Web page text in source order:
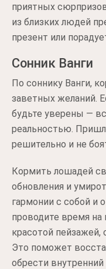
приятных
из близких людей
презент или
Сонник Ванги
По соннику Ванги,
заветных желаний.
будьте уверены —
реальностью.
решительно и не
Кормить лошадей
обновления и
гармонии с собой
проводите время на
красотой пейзажей,
Это поможет
обрести внутренний